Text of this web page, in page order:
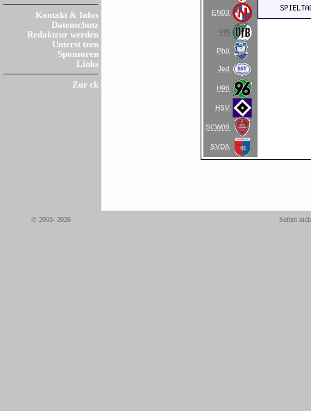
Kontakt & Infos
Datenschutz
Redakteur werden
Unterst tzen
Sponsoren
Links
Zur ck
EN03
VfB
Phö
Jed
H96
HSV
SCW08
SVDA
© 2003- 2026 Sofern